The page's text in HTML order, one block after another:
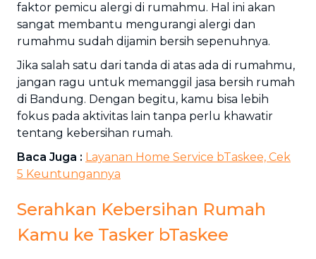
faktor pemicu alergi di rumahmu. Hal ini akan
sangat membantu mengurangi alergi dan
rumahmu sudah dijamin bersih sepenuhnya.
Jika salah satu dari tanda di atas ada di rumahmu,
jangan ragu untuk memanggil jasa bersih rumah
di Bandung. Dengan begitu, kamu bisa lebih
fokus pada aktivitas lain tanpa perlu khawatir
tentang kebersihan rumah.
Baca Juga : Layanan Home Service bTaskee, Cek
5 Keuntungannya
Serahkan Kebersihan Rumah
Kamu ke Tasker bTaskee